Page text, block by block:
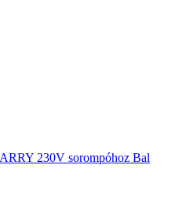
230V sorompóhoz Bal